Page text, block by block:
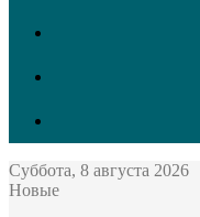
Суббота, 8 августа 2026
Новые